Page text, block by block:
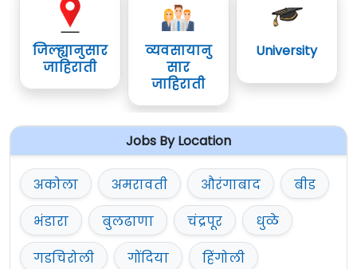
जिल्ह्यानुसार
जाहिराती
व्यवसायानु
सार
जाहिराती
University
Jobs By Location
अकोला अमरावती औरंगाबाद
बीड
भंडारा
बुलढाणा चंद्रपूर
धुळे
गडचिरोली
गोंदिया
हिंगोली